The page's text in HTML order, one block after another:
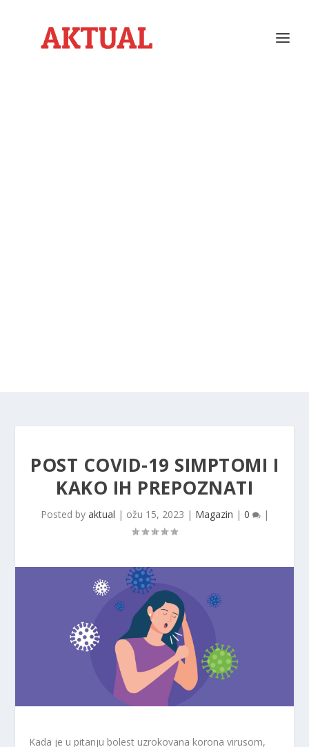
POST COVID-19 SIMPTOMI I
KAKO IH PREPOZNATI
Posted by aktual | ožu 15, 2023 | Magazin | 0 |
Kada je u pitanju bolest uzrokovana korona virusom,